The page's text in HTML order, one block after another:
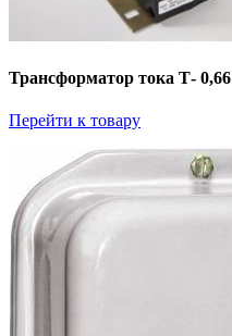
Трансформатор тока Т- 0,66
Перейти к товару